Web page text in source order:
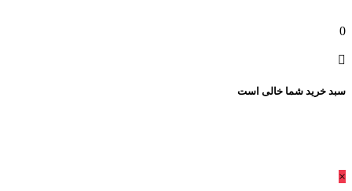
0
سبد خرید شما خالی است
×